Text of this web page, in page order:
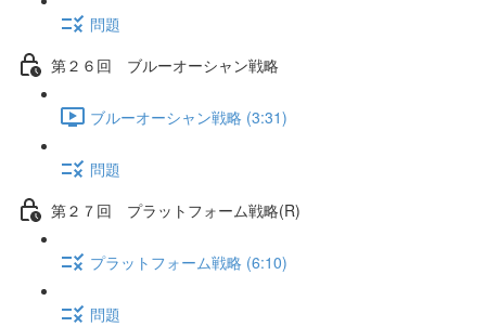
問題
第２６回 ブルーオーシャン戦略
ブルーオーシャン戦略 (3:31)
問題
第２７回 プラットフォーム戦略(R)
プラットフォーム戦略 (6:10)
問題